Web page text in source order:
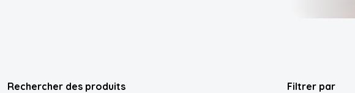
Rechercher des produits Filtrer par